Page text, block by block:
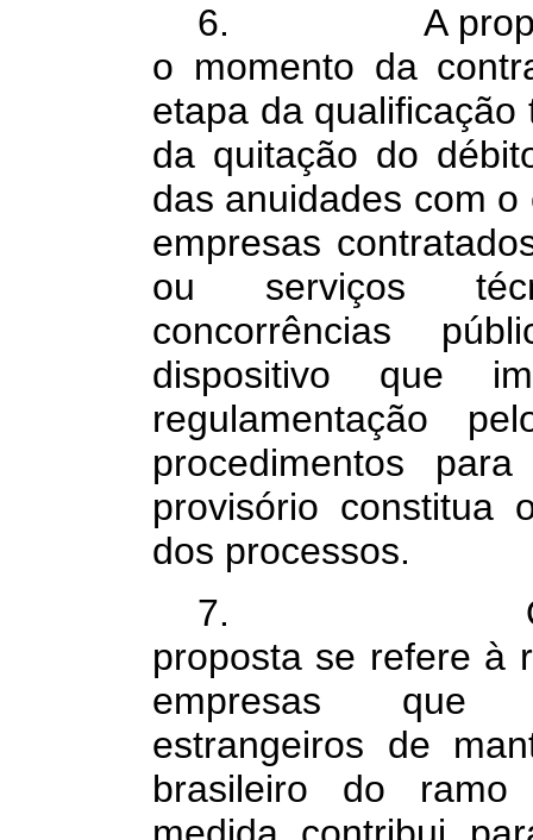
6. A proposta
o momento da
etapa da
da quitação do
das anuidades com
empresas
ou serviços
concorrências
dispositivo que
regulamentação
procedimentos
provisório constitua
dos processos.
7. Outra
proposta se refere à
empresas que
estrangeiros de
brasileiro do ramo